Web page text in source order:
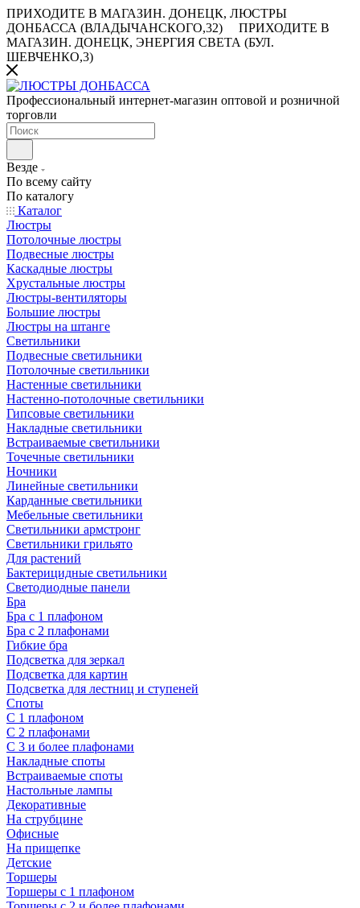
ПРИХОДИТЕ В МАГАЗИН. ДОНЕЦК, ЛЮСТРЫ
ДОНБАССА (ВЛАДЫЧАНСКОГО,32)
ПРИХОДИТЕ В
МАГАЗИН. ДОНЕЦК, ЭНЕРГИЯ СВЕТА (БУЛ.
ШЕВЧЕНКО,3)
Профессиональный интернет-магазин оптовой и розничной
торговли
Везде
По всему сайту
По каталогу
Каталог
Люстры
Потолочные люстры
Подвесные люстры
Каскадные люстры
Хрустальные люстры
Люстры-вентиляторы
Большие люстры
Люстры на штанге
Светильники
Подвесные светильники
Потолочные светильники
Настенные светильники
Настенно-потолочные светильники
Гипсовые светильники
Накладные светильники
Встраиваемые светильники
Точечные светильники
Ночники
Линейные светильники
Карданные светильники
Мебельные светильники
Светильники армстронг
Светильники грильято
Для растений
Бактерицидные светильники
Светодиодные панели
Бра
Бра с 1 плафоном
Бра с 2 плафонами
Гибкие бра
Подсветка для зеркал
Подсветка для картин
Подсветка для лестниц и ступеней
Споты
С 1 плафоном
С 2 плафонами
С 3 и более плафонами
Накладные споты
Встраиваемые споты
Настольные лампы
Декоративные
На струбцине
Офисные
На прищепке
Детские
Торшеры
Торшеры с 1 плафоном